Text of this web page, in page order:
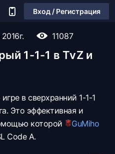
Вход / Регистрация
11087
1-1-1 в TvZ и
в сверхранний 1-1-1
Это эффективная и
которой
GuMiho
Code A.